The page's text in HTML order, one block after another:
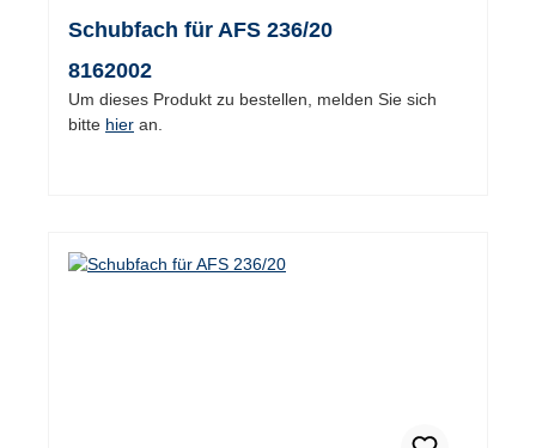
Schubfach für AFS 236/20
8162002
Um dieses Produkt zu bestellen, melden Sie sich
bitte hier an.